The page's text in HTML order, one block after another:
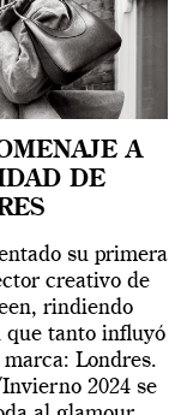
A
DE
su primera
creativo de
rindiendo
que tanto influyó
Londres.
2024 se